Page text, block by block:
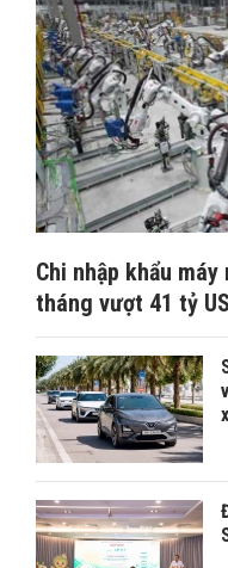
Chi nhập khẩu
tháng vượt 41 tỷ